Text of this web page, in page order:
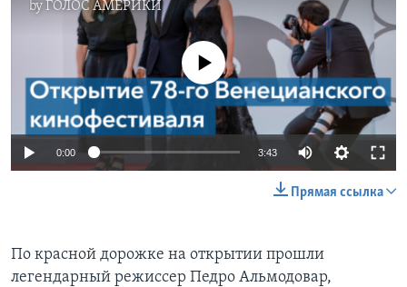
byГОЛОС АМЕРИКИ
No media source currently available
0:00 3:43
Прямая ссылка
По красной дорожке на открытии прошли
легендарный режиссер Педро Альмодовар,